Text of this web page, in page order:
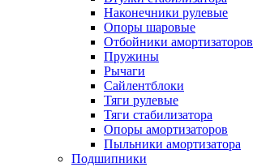
Наконечники рулевые
Опоры шаровые
Отбойники амортизаторов
Пружины
Рычаги
Сайлентблоки
Тяги рулевые
Тяги стабилизатора
Опоры амортизаторов
Пыльники амортизатора
Подшипники